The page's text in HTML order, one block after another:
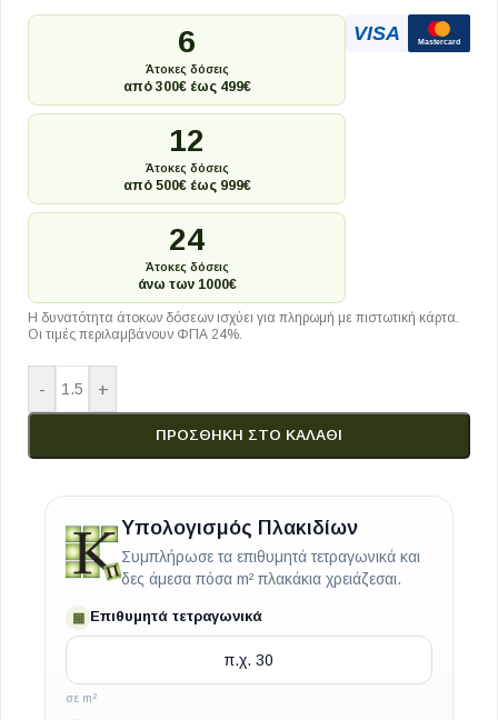
6
Άτοκες δόσεις
από 300€ έως 499€
12
Άτοκες δόσεις
από 500€ έως 999€
24
Άτοκες δόσεις
άνω των 1000€
VISA Mastercard
Η δυνατότητα άτοκων δόσεων ισχύει για πληρωμή με πιστωτική κάρτα.
Οι τιμές περιλαμβάνουν ΦΠΑ 24%.
- +
ΠΡΟΣΘΉΚΗ ΣΤΟ ΚΑΛΆΘΙ
Υπολογισμός Πλακιδίων
Συμπλήρωσε τα επιθυμητά τετραγωνικά και
δες άμεσα πόσα m² πλακάκια χρειάζεσαι.
▦ Επιθυμητά τετραγωνικά
σε m²